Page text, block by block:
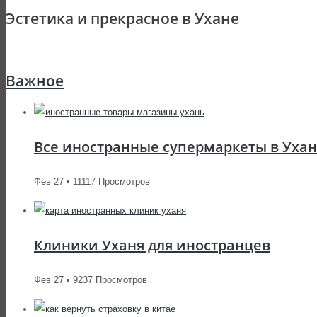
Эстетика и прекрасное в Ухане
Важное
Все иностранные супермаркеты в
Фев 27 • 11117 Просмотров
Клиники Уханя для иностранцев
Фев 27 • 9237 Просмотров